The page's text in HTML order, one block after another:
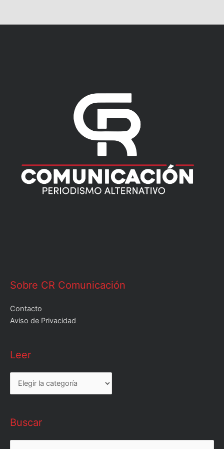
Sobre CR Comunicación
Contacto
Aviso de Privacidad
Leer
Leer
Buscar